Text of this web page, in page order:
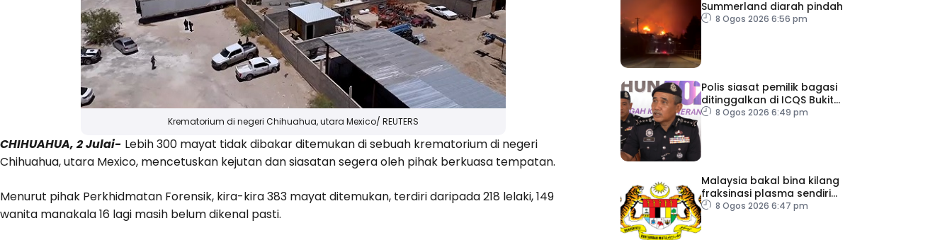
Krematorium di negeri Chihuahua, utara Mexico/ REUTERS
CHIHUAHUA, 2 Julai- Lebih 300 mayat tidak dibakar ditemukan di sebuah krematorium di negeri
Chihuahua, utara Mexico, mencetuskan kejutan dan siasatan segera oleh pihak berkuasa tempatan.
Menurut pihak Perkhidmatan Forensik, kira-kira 383 mayat ditemukan, terdiri daripada 218 lelaki, 149
wanita manakala 16 lagi masih belum dikenal pasti.
Summerland diarah pindah
8 Ogos 2026 6:56 pm
Polis siasat pemilik bagasi
ditinggalkan di ICQS Bukit
Kayu Hitam
8 Ogos 2026 6:49 pm
Malaysia bakal bina kilang
fraksinasi plasma sendiri
dalam tempoh lima tahun –
8 Ogos 2026 6:47 pm